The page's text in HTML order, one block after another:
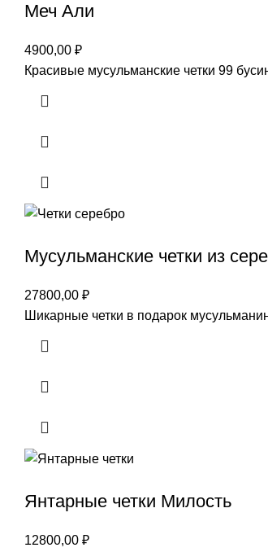
Меч Али
4900,00 ₽
Красивые мусульманские четки 99
Мусульманские четки из
27800,00 ₽
Шикарные четки в подарок
Янтарные четки Милость
12800,00 ₽